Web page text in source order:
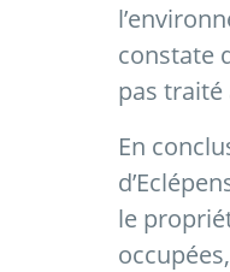
constate
pas traité
En
le